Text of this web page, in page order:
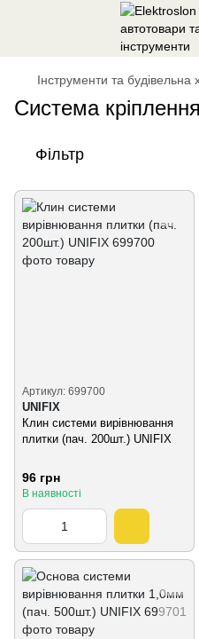
Інструменти та будівельна
Система
Фільтр
Артикул: 699700
UNIFIX
Клин системи вирівнювання
плитки (пач. 200шт.) UNIFIX
96 грн
В наявності